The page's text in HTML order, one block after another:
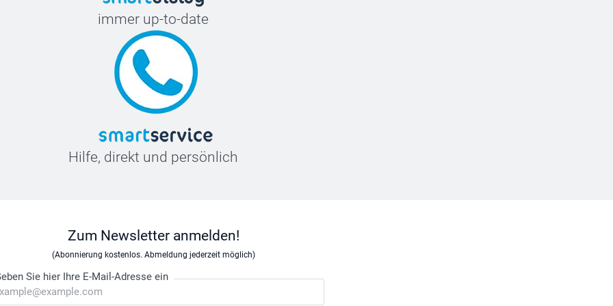
immer up-to-date
Hilfe, direkt und persönlich
Zum Newsletter anmelden!
(Abonnierung kostenlos. Abmeldung jederzeit möglich)
Sie hier Ihre E-Mail-Adresse ein